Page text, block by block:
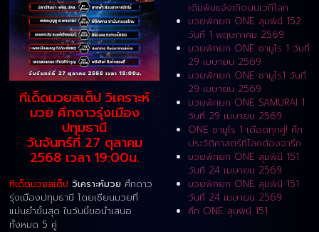
ทีเด็ดมวยสเต็ป วิเคราะห์
มวย ศึกดาวรุ่งเมือง
ปทุมธานี
วันจันทร์ที่ 27 ตุลาคม
2568 เวลา 19:00น.
ทีเด็ดมวยสเต็ป วิเคราะห์มวย ศึกดาว
รุ่งเมืองปทุมธานี โดยเซียนมวยที่
แม่นยำขั้นสุด ในวันนี้ขอนำเสนอ
ทั้งหมด 5 คู่
เดิมพันแจ้งเกิดบนเวทีโลก
มวยพักยก ONE ลุมพินี 152
วันที่ 1 พฤษภาคม 2569
มวยพักยก ONE ซามูไร 1 วันที่
29 เมษายน 2569
มวยพักยก ONE ซามูไร1 วันที่
29 เมษายน 2569
มวยพักยก ONE SAMURAI 1
วันที่ 29 เมษายน 2569
ONE ซามูไร 1 เดือดทุกคู่! ศึก
ประวัติศาสตร์ที่โลกต้องจารึก
มวยพักยก ONE ลุมพินี 151
วันที่ 24 เมษายน 2569
มวยพักยก ONE ลุมพินี 151
วันที่ 24 เมษายน 2569
ศึก ONE ลุมพินี 151